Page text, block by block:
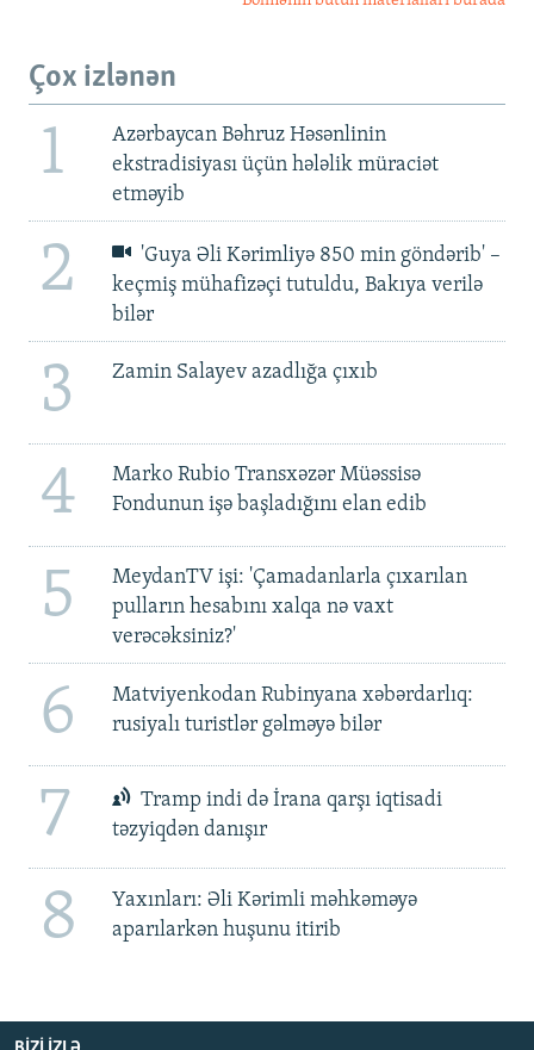
Çox izlənən
1
Azərbaycan Bəhruz Həsənlinin
ekstradisiyası üçün hələlik müraciət
etməyib
2
'Guya Əli Kərimliyə 850 min göndərib' –
keçmiş mühafizəçi tutuldu, Bakıya verilə
bilər
3 Zamin Salayev azadlığa çıxıb
4
Marko Rubio Transxəzər Müəssisə
Fondunun işə başladığını elan edib
5
MeydanTV işi: 'Çamadanlarla çıxarılan
pulların hesabını xalqa nə vaxt
verəcəksiniz?'
6
Matviyenkodan Rubinyana xəbərdarlıq:
rusiyalı turistlər gəlməyə bilər
7
Tramp indi də İrana qarşı iqtisadi
təzyiqdən danışır
8
Yaxınları: Əli Kərimli məhkəməyə
aparılarkən huşunu itirib